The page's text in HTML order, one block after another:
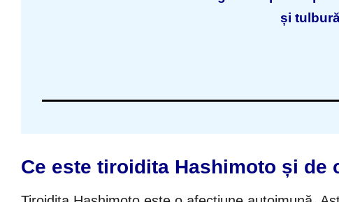
și
Ce este tiroidita Hashimoto și de